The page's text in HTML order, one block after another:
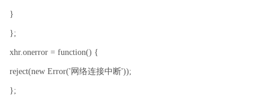
}
};
xhr.onerror = function() {
reject(new Error('网络连接中断'));
};